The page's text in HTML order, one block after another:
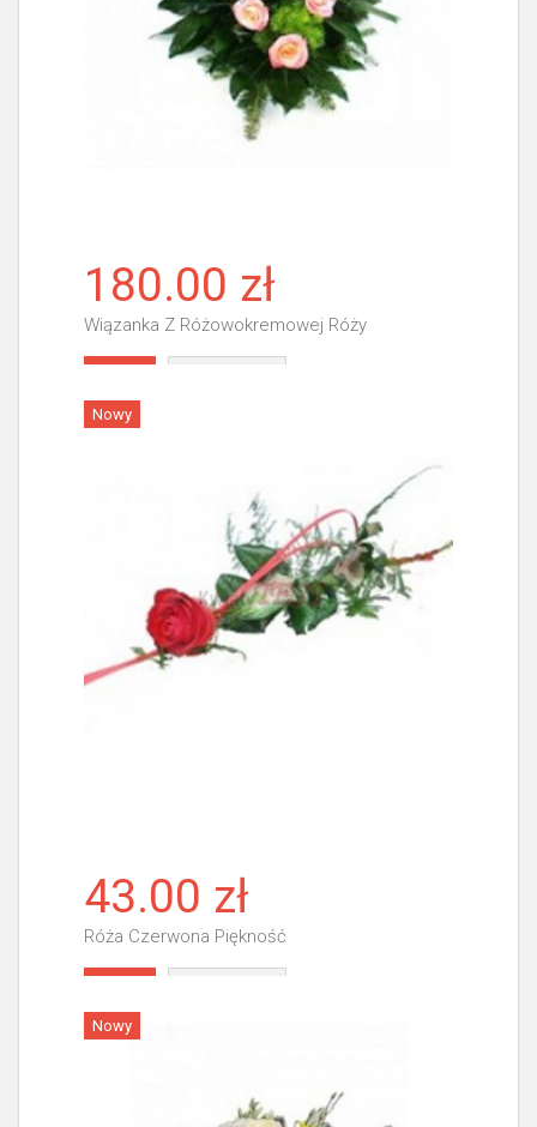
180.00 zł
Wiązanka Z Różowokremowej Róży
Nowy
43.00 zł
Róża Czerwona Piękność
Nowy